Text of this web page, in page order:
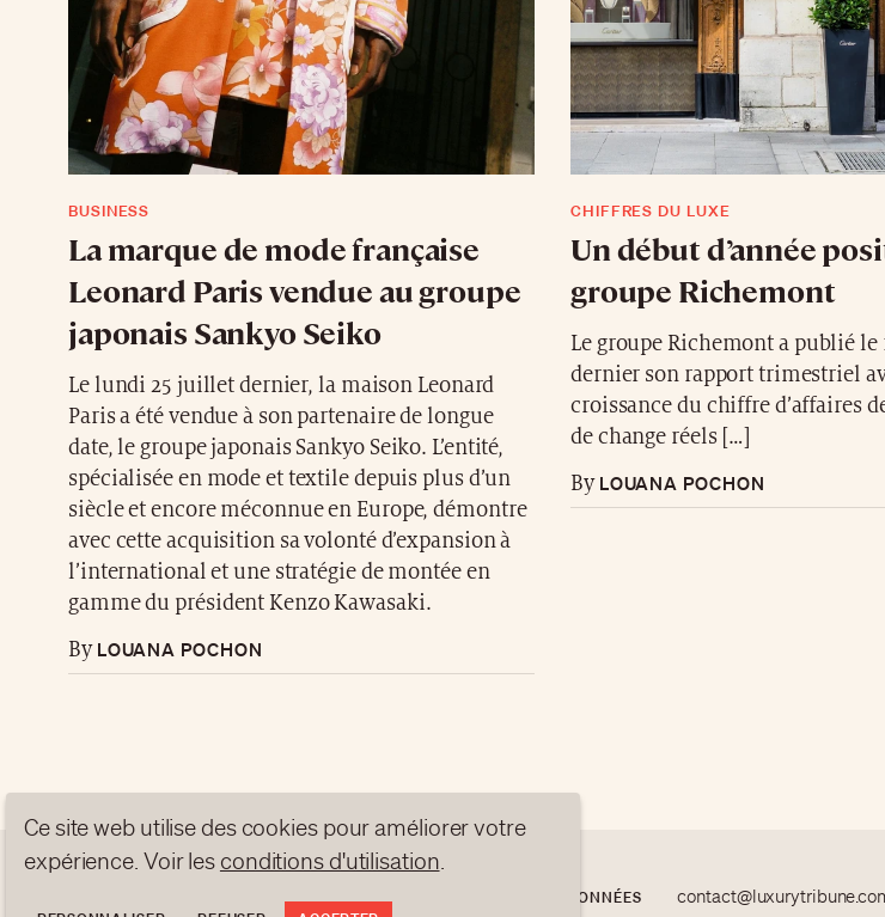
BUSINESS
La marque de mode française
Leonard Paris vendue au groupe
japonais Sankyo Seiko
Le lundi 25 juillet dernier, la maison Leonard
Paris a été vendue à son partenaire de longue
date, le groupe japonais Sankyo Seiko. L’entité,
spécialisée en mode et textile depuis plus d’un
siècle et encore méconnue en Europe, démontre
avec cette acquisition sa volonté d’expansion à
l’international et une stratégie de montée en
gamme du président Kenzo Kawasaki.
ByLOUANA POCHON
CHIFFRES DU LUXE
Un début d’année
groupe Richemont
Le groupe Richemont a publié
dernier son rapport trimestriel
croissance du chiffre d’affaires
de change réels […]
ByLOUANA POCHON
À PROPOS NEWSLETTERS PROTECTION DES DONNÉES
Ce site web utilise des cookies pour améliorer votre
expérience. Voir les conditions d'utilisation